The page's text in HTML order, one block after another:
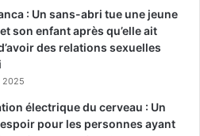
: Un sans-abri tue une jeune
son enfant après qu’elle ait
des relations sexuelles
2025
électrique du cerveau : Un
pour les personnes ayant